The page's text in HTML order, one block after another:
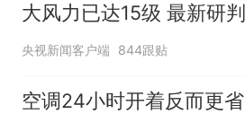
大风力已达15级 最新研判
央视新闻客户端 844跟贴
空调24小时开着反而更省